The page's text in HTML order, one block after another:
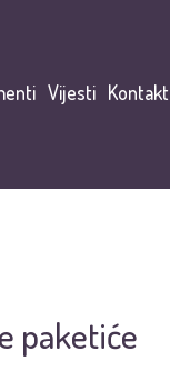
Vijesti Kontakt
paketiće